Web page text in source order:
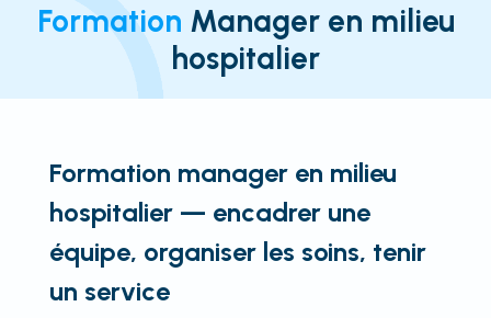
Formation Manager en milieu
hospitalier
Formation manager en milieu
hospitalier — encadrer une
équipe, organiser les soins, tenir
un service